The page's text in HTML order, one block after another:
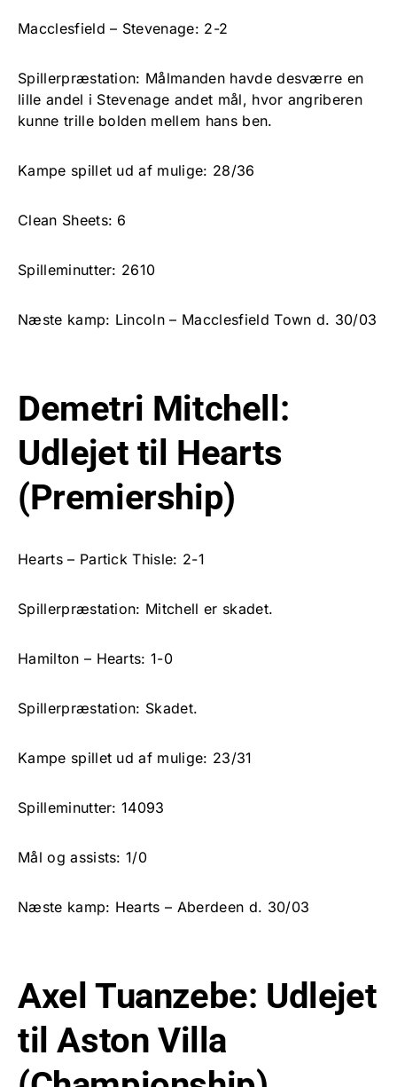
Macclesfield – Stevenage: 2-2
Spillerpræstation: Målmanden havde desværre en
lille andel i Stevenage andet mål, hvor angriberen
kunne trille bolden mellem hans ben.
Kampe spillet ud af mulige: 28/36
Clean Sheets: 6
Spilleminutter: 2610
Næste kamp: Lincoln – Macclesfield Town d. 30/03
Demetri Mitchell:
Udlejet til Hearts
(Premiership)
Hearts – Partick Thisle: 2-1
Spillerpræstation: Mitchell er skadet.
Hamilton – Hearts: 1-0
Spillerpræstation: Skadet.
Kampe spillet ud af mulige: 23/31
Spilleminutter: 14093
Mål og assists: 1/0
Næste kamp: Hearts – Aberdeen d. 30/03
Axel Tuanzebe: Udlejet
til Aston Villa